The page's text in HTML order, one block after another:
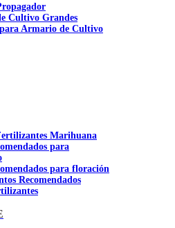
Cultivo Grandes
para Armario de Cultivo
Marihuana
para
para floración
Recomendados